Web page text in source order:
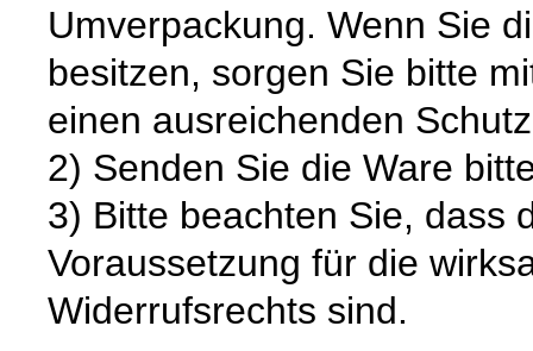
Umverpackung. Wenn Sie
besitzen, sorgen Sie bitte
einen ausreichenden
2) Senden Sie die Ware
3) Bitte beachten Sie, dass
Voraussetzung für die
Widerrufsrechts sind.